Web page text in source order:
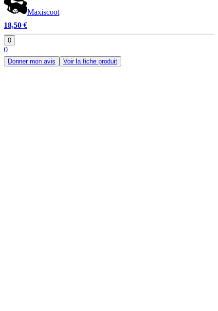
Maxiscoot
18,50 €
0
0
Donner mon avis Voir la fiche produit